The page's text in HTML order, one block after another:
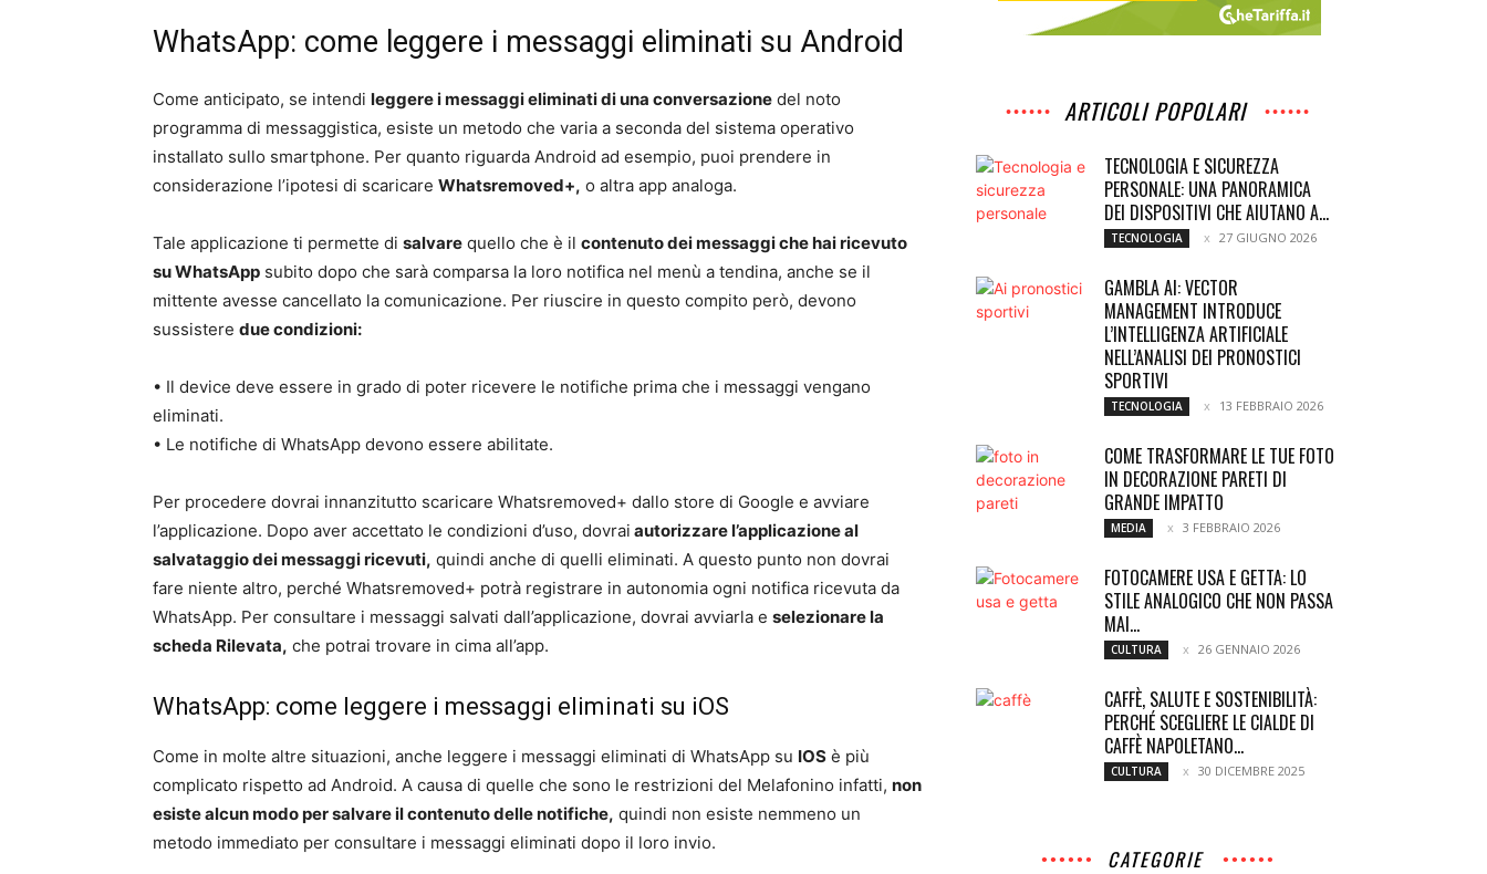
WhatsApp: come leggere i messaggi eliminati su Android
Come anticipato, se intendi leggere i messaggi eliminati di una conversazione del noto
programma di messaggistica, esiste un metodo che varia a seconda del sistema operativo
installato sullo smartphone. Per quanto riguarda Android ad esempio, puoi prendere in
considerazione l’ipotesi di scaricare Whatsremoved+, o altra app analoga.
Tale applicazione ti permette di salvare quello che è il contenuto dei messaggi che hai ricevuto
su WhatsApp subito dopo che sarà comparsa la loro notifica nel menù a tendina, anche se il
mittente avesse cancellato la comunicazione. Per riuscire in questo compito però, devono
sussistere due condizioni:
• Il device deve essere in grado di poter ricevere le notifiche prima che i messaggi vengano
eliminati.
• Le notifiche di WhatsApp devono essere abilitate.
Per procedere dovrai innanzitutto scaricare Whatsremoved+ dallo store di Google e avviare
l’applicazione. Dopo aver accettato le condizioni d’uso, dovrai autorizzare l’applicazione al
salvataggio dei messaggi ricevuti, quindi anche di quelli eliminati. A questo punto non dovrai
fare niente altro, perché Whatsremoved+ potrà registrare in autonomia ogni notifica ricevuta da
WhatsApp. Per consultare i messaggi salvati dall’applicazione, dovrai avviarla e selezionare la
scheda Rilevata, che potrai trovare in cima all’app.
WhatsApp: come leggere i messaggi eliminati su iOS
Come in molte altre situazioni, anche leggere i messaggi eliminati di WhatsApp su IOS è più
complicato rispetto ad Android. A causa di quelle che sono le restrizioni del Melafonino infatti, non
esiste alcun modo per salvare il contenuto delle notifiche, quindi non esiste nemmeno un
metodo immediato per consultare i messaggi eliminati dopo il loro invio.
ARTICOLI POPOLARI
TECNOLOGIA E SICUREZZA
PERSONALE: UNA PANORAMICA
DEI DISPOSITIVI CHE AIUTANO A...
TECNOLOGIA 27 GIUGNO 2026
GAMBLA AI: VECTOR
MANAGEMENT INTRODUCE
L’INTELLIGENZA ARTIFICIALE
NELL’ANALISI DEI PRONOSTICI
SPORTIVI
TECNOLOGIA 13 FEBBRAIO 2026
COME TRASFORMARE LE TUE FOTO
IN DECORAZIONE PARETI DI
GRANDE IMPATTO
MEDIA 3 FEBBRAIO 2026
FOTOCAMERE USA E GETTA: LO
STILE ANALOGICO CHE NON PASSA
MAI...
CULTURA 26 GENNAIO 2026
CAFFÈ, SALUTE E SOSTENIBILITÀ:
PERCHÉ SCEGLIERE LE CIALDE DI
CAFFÈ NAPOLETANO...
CULTURA 30 DICEMBRE 2025
CATEGORIE